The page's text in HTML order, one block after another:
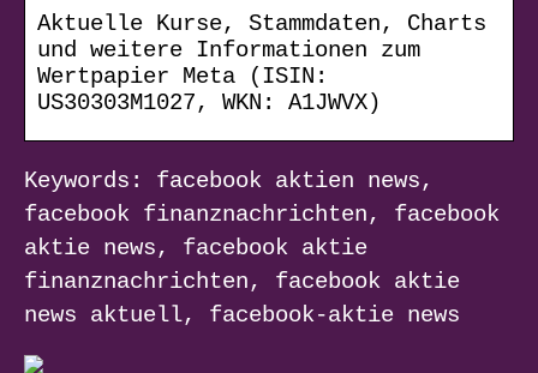
Aktuelle Kurse, Stammdaten, Charts
und weitere Informationen zum
Wertpapier Meta (ISIN:
US30303M1027, WKN: A1JWVX)
Keywords: facebook aktien news,
facebook finanznachrichten, facebook
aktie news, facebook aktie
finanznachrichten, facebook aktie
news aktuell, facebook-aktie news